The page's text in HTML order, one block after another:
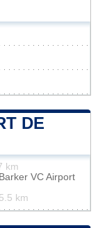
DE
km
VC Airport
km